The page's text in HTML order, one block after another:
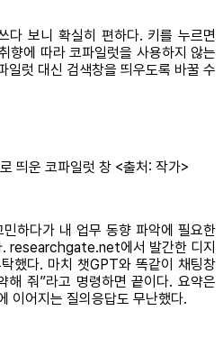
다 보니 확실히 편하다. 키를 누르면
향에 따라 코파일럿을 사용하지 않는
일럿 대신 검색창을 띄우도록 바꿀 수
띄운 코파일럿 창 <출처: 작가>
하다가 내 업무 동향 파악에 필요한
. researchgate.net에서 발간한 디지
했다. 마치 챗GPT와 똑같이 채팅창
해 줘”라고 명령하면 끝이다. 요약은
이어지는 질의응답도 무난했다.